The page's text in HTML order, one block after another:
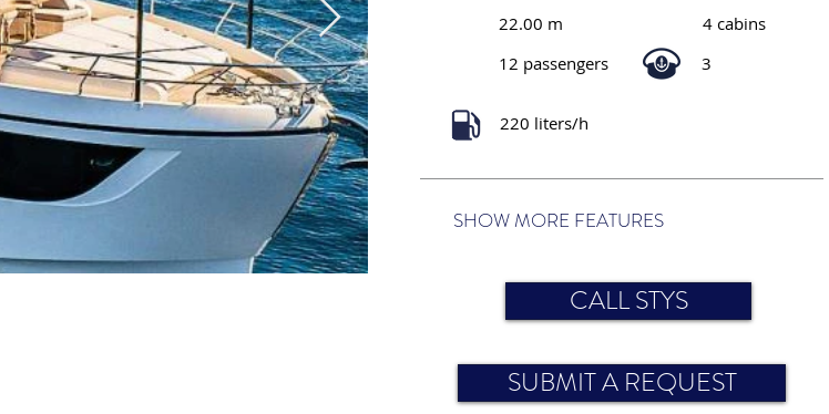
22.00 m
12 passengers
4 cabins
3
220 liters/h
SHOW MORE FEATURES
CALL STYS
SUBMIT A REQUEST